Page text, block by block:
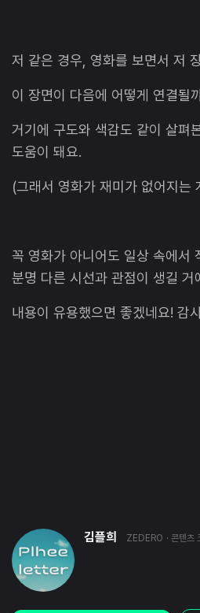
저 같은 경우, 영화를 보면서 저
이 장면이 다음에 어떻게 연결될
거기에 구도와 색감도 같이 살펴
도움이 돼요.
(그래서 영화가 재미가 없어지는
꼭 영화가 아니어도 일상 속에서
분명 다른 시선과 관점이 생길 거
내용이 유용했으면 좋겠네요! 감
김플희 ZEDERO · 콘텐츠